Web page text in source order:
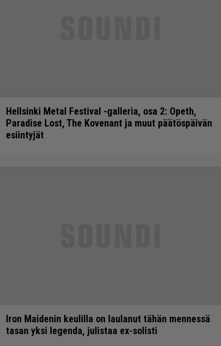
Hellsinki Metal Festival -galleria, osa 2: Opeth,
Paradise Lost, The Kovenant ja muut päätöspäivän
esiintyjät
Iron Maidenin keulilla on laulanut tähän mennessä
tasan yksi legenda, julistaa ex-solisti